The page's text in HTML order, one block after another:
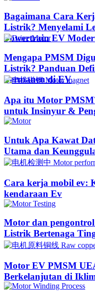
Bagaimana Cara
Listrik? Menyelami
Powertrain EV
Mengapa PMSM
Listrik? Panduan
Permanen di EV
Apa itu Motor
untuk Insinyur &
Untuk Apa Kawat
Utama dan
Cara kerja mobil ev:
kendaraan Ev
Motor dan
Listrik Bertenaga
Motor EV PMSM
Berkelanjutan di